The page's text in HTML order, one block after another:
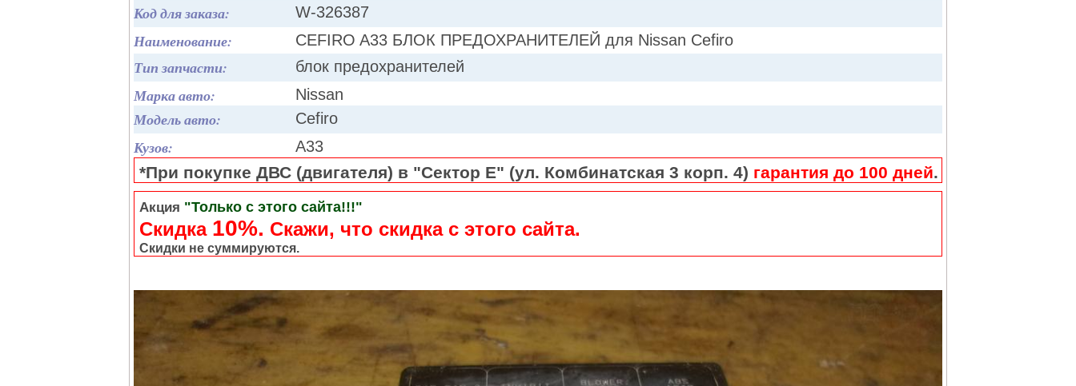
Код для заказа: W-326387
Наименование: CEFIRO A33 БЛОК ПРЕДОХРАНИТЕЛЕЙ для Nissan Cefiro
Тип запчасти: блок предохранителей
Марка авто: Nissan
Модель авто: Cefiro
Кузов: A33
*При покупке ДВС (двигателя) в "Сектор Е" (ул. Комбинатская 3 корп. 4) гарантия до 100 дней.
Акция "Только с этого сайта!!!"
Скидка 10%. Cкажи, что скидка с этого сайта.
Скидки не суммируются.